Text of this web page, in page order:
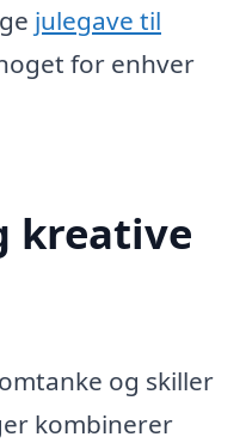
julegave til
for enhver
kreative
og skiller
kombinerer